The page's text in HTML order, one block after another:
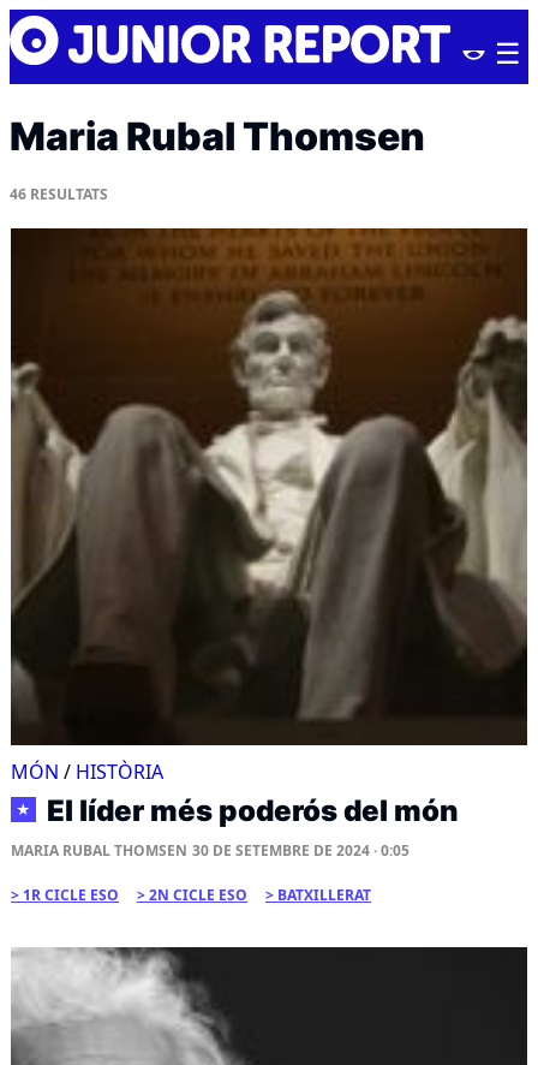
Skip
to
content
Junior
Report
Maria Rubal Thomsen
46 RESULTATS
MÓN / HISTÒRIA
★ El líder més poderós del món
MARIA RUBAL THOMSEN 30 DE SETEMBRE DE 2024 · 0:05
1R CICLE ESO 2N CICLE ESO BATXILLERAT